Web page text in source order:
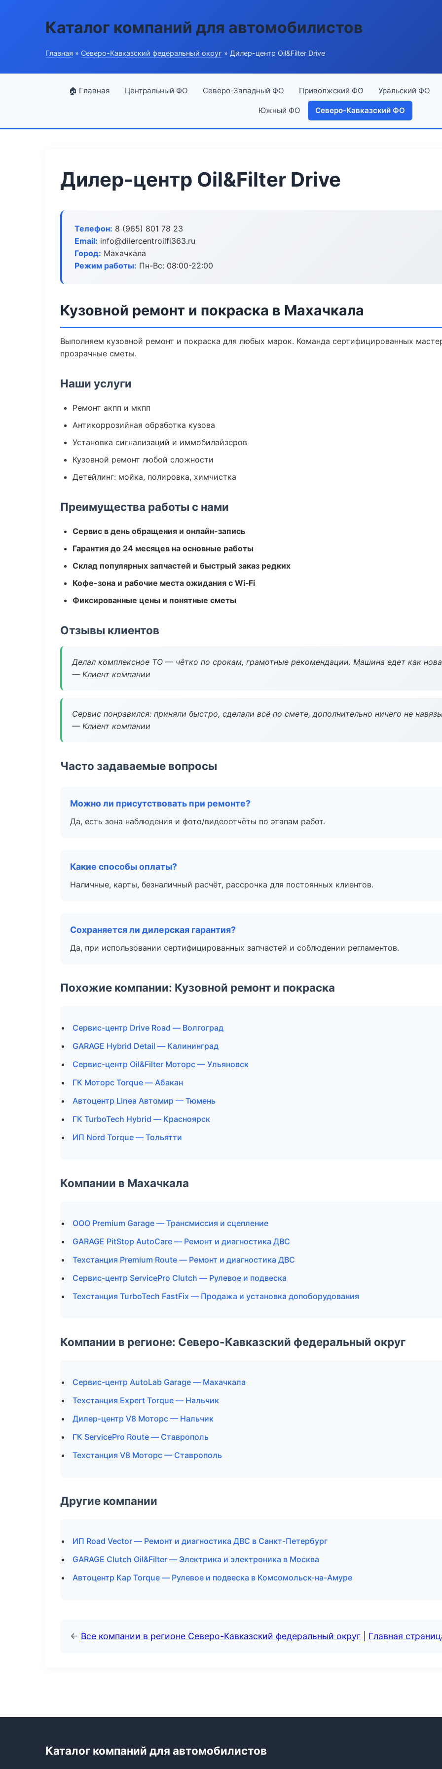
Каталог компаний для автомобилистов
Главная » Северо-Кавказский федеральный округ » Дилер-центр Oil&Filter Drive
🏠 Главная Центральный ФО Северо-Западный ФО Приволжский ФО Уральский ФО
Южный ФО Северо-Кавказский ФО
Дилер-центр Oil&Filter Drive
Телефон: 8 (965) 801 78 23
Email: info@dilercentroilfi363.ru
Город: Махачкала
Режим работы: Пн-Вс: 08:00-22:00
Кузовной ремонт и покраска в Махачкала
Выполняем кузовной ремонт и покраска для любых марок. Команда сертифицированных
прозрачные сметы.
Наши услуги
Ремонт акпп и мкпп
Антикоррозийная обработка кузова
Установка сигнализаций и иммобилайзеров
Кузовной ремонт любой сложности
Детейлинг: мойка, полировка, химчистка
Преимущества работы с нами
Сервис в день обращения и онлайн-запись
Гарантия до 24 месяцев на основные работы
Склад популярных запчастей и быстрый заказ редких
Кофе-зона и рабочие места ожидания с Wi‑Fi
Фиксированные цены и понятные сметы
Отзывы клиентов
Делал комплексное ТО — чётко по срокам, грамотные рекомендации. Машина едет как
— Клиент компании
Сервис понравился: приняли быстро, сделали всё по смете, дополнительно ничего не
— Клиент компании
Часто задаваемые вопросы
Можно ли присутствовать при ремонте?
Да, есть зона наблюдения и фото/видеоотчёты по этапам работ.
Какие способы оплаты?
Наличные, карты, безналичный расчёт, рассрочка для постоянных клиентов.
Сохраняется ли дилерская гарантия?
Да, при использовании сертифицированных запчастей и соблюдении регламентов.
Похожие компании: Кузовной ремонт и покраска
Сервис-центр Drive Road — Волгоград
GARAGE Hybrid Detail — Калининград
Сервис-центр Oil&Filter Моторс — Ульяновск
ГК Моторс Torque — Абакан
Автоцентр Linea Автомир — Тюмень
ГК TurboTech Hybrid — Красноярск
ИП Nord Torque — Тольятти
Компании в Махачкала
ООО Premium Garage — Трансмиссия и сцепление
GARAGE PitStop AutoCare — Ремонт и диагностика ДВС
Техстанция Premium Route — Ремонт и диагностика ДВС
Сервис-центр ServicePro Clutch — Рулевое и подвеска
Техстанция TurboTech FastFix — Продажа и установка допоборудования
Компании в регионе: Северо-Кавказский федеральный округ
Сервис-центр AutoLab Garage — Махачкала
Техстанция Expert Torque — Нальчик
Дилер-центр V8 Моторс — Нальчик
ГК ServicePro Route — Ставрополь
Техстанция V8 Моторс — Ставрополь
Другие компании
ИП Road Vector — Ремонт и диагностика ДВС в Санкт-Петербург
GARAGE Clutch Oil&Filter — Электрика и электроника в Москва
Автоцентр Кар Torque — Рулевое и подвеска в Комсомольск-на-Амуре
← Все компании в регионе Северо-Кавказский федеральный округ Главная
Каталог компаний для автомобилистов